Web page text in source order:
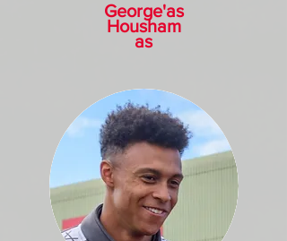
George'as
Housham
as